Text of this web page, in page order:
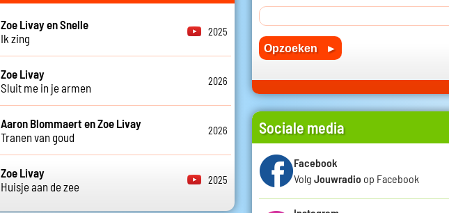
Zoe Livay en Snelle
Ik zing
2025
Zoe Livay
Sluit me in je armen
2026
Aaron Blommaert en Zoe Livay
Tranen van goud
2026
Zoe Livay
Huisje aan de zee
2025
Sociale media
Facebook
Volg Jouwradio op Facebook